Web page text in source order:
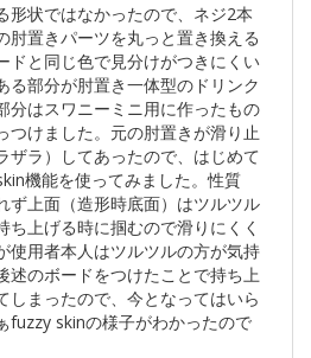
形状ではなかったので、ネジ2本
肘置きパーツを丸っと置き換える
ドと同じ色で見分けがつきにくい
る部分が肘置き一体型のドリンク
分はスワニーミニ用に作ったもの
つけました。元の肘置きが滑り止
ザラ）してあったので、はじめて
機能を使ってみました。性質
ず上面（造形時底面）はツルツル
上げる時に掴むので滑りにくく
使用者本人はツルツルの方が気持
述のボードをつけたことで持ち上
しまったので、今となってはいら
fuzzy skinの様子がわかったので